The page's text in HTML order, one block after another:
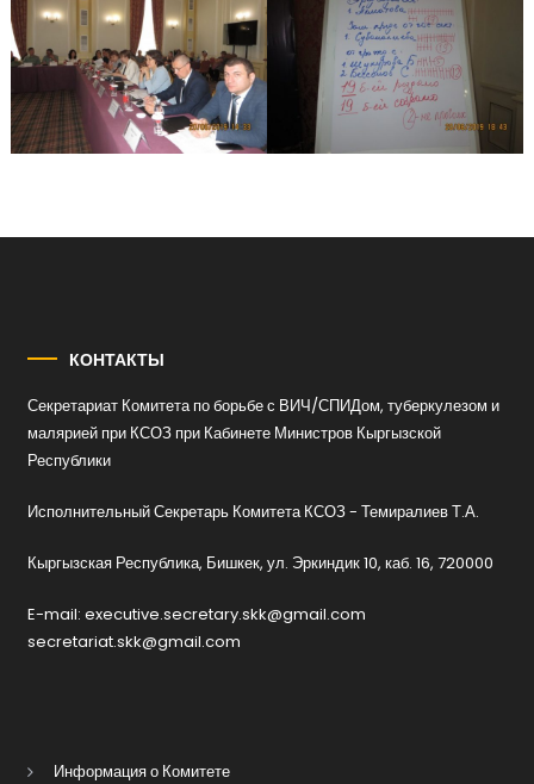
КОНТАКТЫ
Секретариат Комитета по борьбе с ВИЧ/СПИДом, туберкулезом и
малярией при КСОЗ при Кабинете Министров Кыргызской
Республики
Исполнительный Секретарь Комитета КСОЗ - Темиралиев Т.А.
Кыргызская Республика, Бишкек, ул. Эркиндик 10, каб. 16, 720000
E-mail: executive.secretary.skk@gmail.com
secretariat.skk@gmail.com
Информация о Комитете